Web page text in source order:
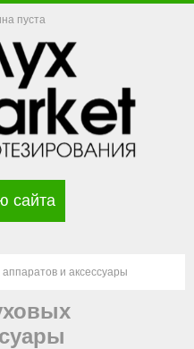
пуста
сайта
и аксессуары